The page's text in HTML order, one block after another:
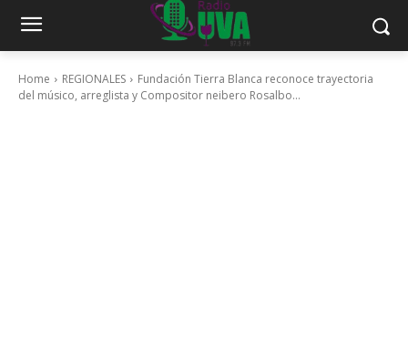
Home REGIONALES
Fundación Tierra Blanca reconoce trayectoria
del músico, arreglista y Compositor neibero Rosalbo...